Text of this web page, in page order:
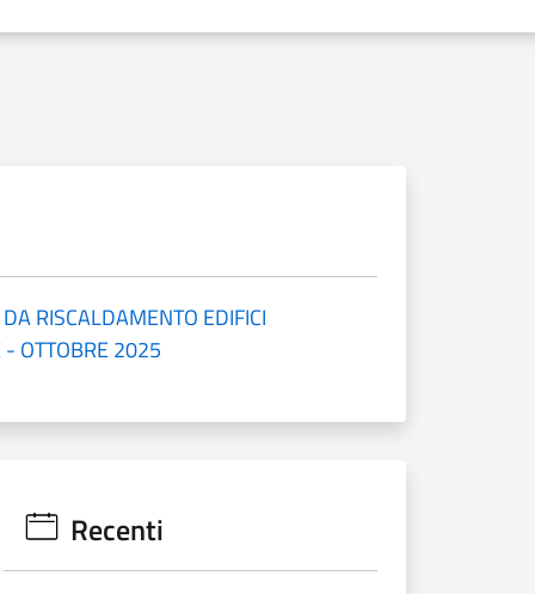
RISCALDAMENTO EDIFICI
- OTTOBRE 2025
Recenti